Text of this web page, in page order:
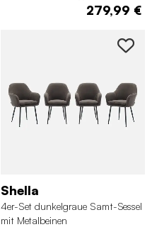
279,99 €
Shella
4er-Set dunkelgraue Samt-Sessel
mit Metalbeinen